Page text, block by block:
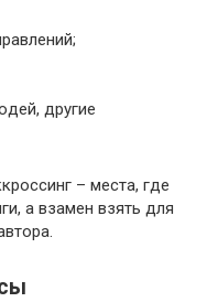
другие
– места, где
а взамен взять для